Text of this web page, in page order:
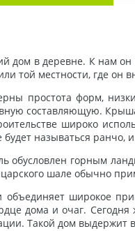
дом в деревне. К нам
той местности, где он
простота форм,
составляющую. Крыша
широко
называться ранчо,
обусловлен горным
шале обычно
широкое
дома и очаг.
Такой дом